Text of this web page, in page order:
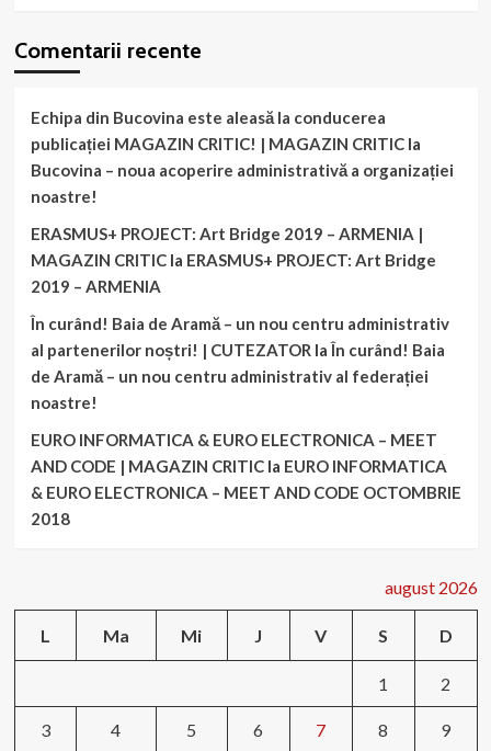
Comentarii recente
Echipa din Bucovina este aleasă la conducerea
publicației MAGAZIN CRITIC! | MAGAZIN CRITICla
Bucovina – noua acoperire administrativă a organizației
noastre!
ERASMUS+ PROJECT: Art Bridge 2019 – ARMENIA |
MAGAZIN CRITICla ERASMUS+ PROJECT: Art Bridge
2019 – ARMENIA
În curând! Baia de Aramă – un nou centru administrativ
al partenerilor noștri! | CUTEZATOR laÎn curând! Baia
de Aramă – un nou centru administrativ al federației
noastre!
EURO INFORMATICA & EURO ELECTRONICA – MEET
AND CODE | MAGAZIN CRITICla EURO INFORMATICA
& EURO ELECTRONICA – MEET AND CODE OCTOMBRIE
2018
august 2026
L Ma Mi J V S D
1 2
3 4 5 6 7 8 9